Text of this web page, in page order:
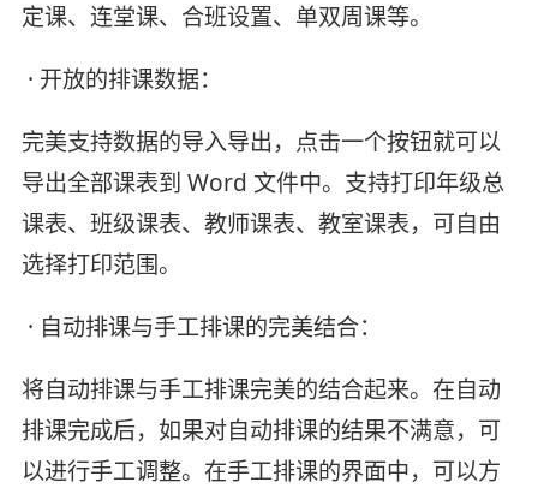
定课、连堂课、合班设置、单双周课等。
· 开放的排课数据：
完美支持数据的导入导出，点击一个按钮就可以
导出全部课表到 Word 文件中。支持打印年级总
课表、班级课表、教师课表、教室课表，可自由
选择打印范围。
· 自动排课与手工排课的完美结合：
将自动排课与手工排课完美的结合起来。在自动
排课完成后，如果对自动排课的结果不满意，可
以进行手工调整。在手工排课的界面中，可以方